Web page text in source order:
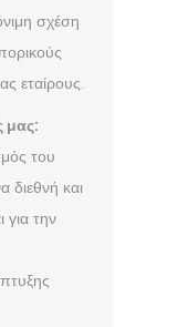
σχέση
εταίρους.
μας:
του
διεθνή και
για την